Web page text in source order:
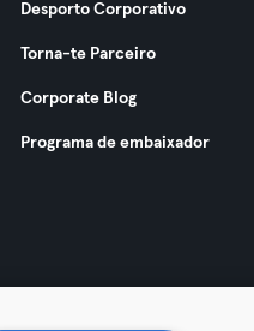
Desporto Corporativo
Torna-te Parceiro
Corporate Blog
Programa de embaixador